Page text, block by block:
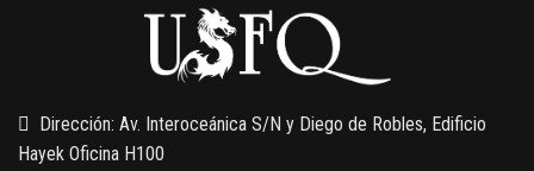
Gobernanza de datos
13 AGOSTO, 2026
Finanzas para no financieros
Dirección: Av. Interoceánica S/N y Diego de Robles, Edificio
Hayek Oficina H100